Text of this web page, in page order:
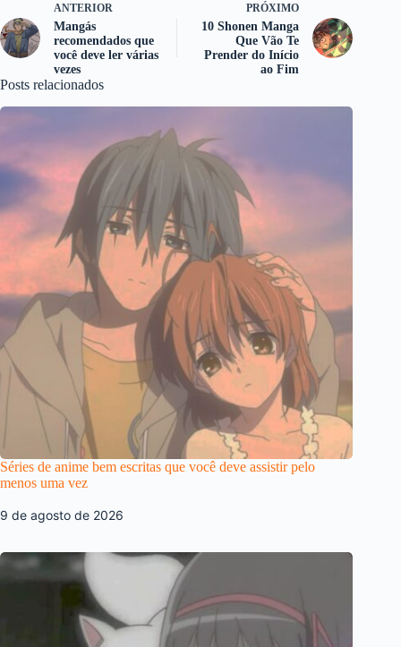
ANTERIOR
Mangás
recomendados que
você deve ler várias
vezes
PRÓXIMO
10 Shonen Manga
Que Vão Te
Prender do Início
ao Fim
Posts relacionados
Séries de anime bem escritas que você deve assistir pelo
menos uma vez
9 de agosto de 2026